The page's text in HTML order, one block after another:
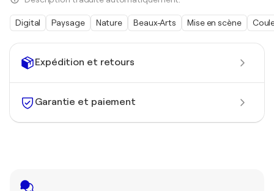
Expédition et retours
Garantie et paiement
Digital Paysage Nature Beaux-Arts Mise en scène